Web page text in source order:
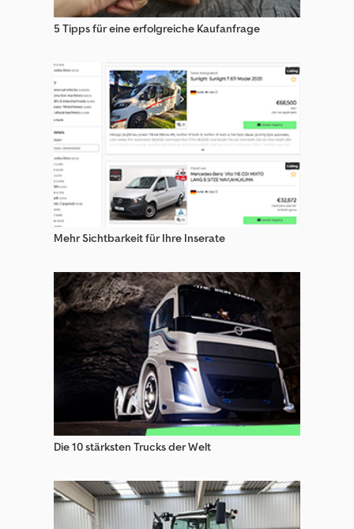
Sonstige Lkw Mit Sonderaufbauten
Sonstige Pferdetransporter / Viehtransporter
Sonstige Viehtransporter
Sonstige Wohnmobile / Lkw Wohnmobile
Wohnmobile / Lkw Wohnmobile
5 Tipps für eine erfolgreiche Kaufanfrage
Mehr Sichtbarkeit für Ihre Inserate
Die 10 stärksten Trucks der Welt